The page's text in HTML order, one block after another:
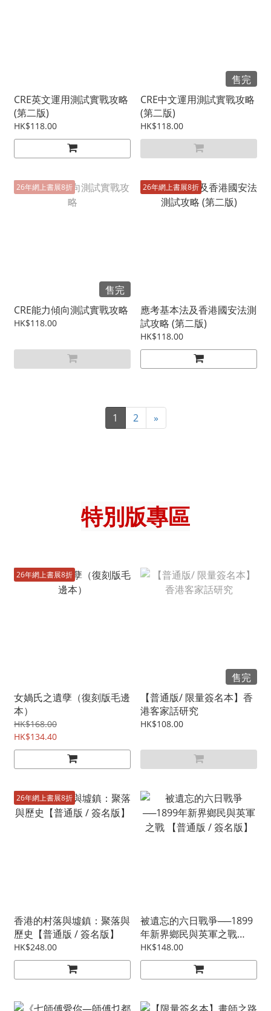
CRE英文運用測試實戰攻略
(第二版)
HK$118.00
售完
CRE中文運用測試實戰攻略
(第二版)
HK$118.00
26年網上書展8折
售完
CRE能力傾向測試實戰攻略
HK$118.00
26年網上書展8折
應考基本法及香港國安法測
試攻略 (第二版)
HK$118.00
1 2 »
特別版專區
26年網上書展8折
女媧氏之遺孽（復刻版毛邊
本）
HK$168.00
HK$134.40
售完
【普通版/ 限量簽名本】香
港客家話研究
HK$108.00
26年網上書展8折
香港的村落與墟鎮：聚落與
歷史【普通版 / 簽名版】
HK$248.00
被遺忘的六日戰爭──1899
年新界鄉民與英軍之戰
【普通版 / 簽名版】
HK$148.00